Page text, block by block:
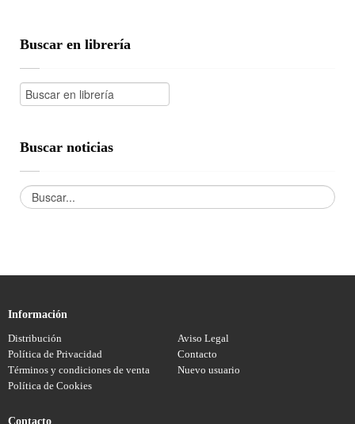
Buscar en librería
Buscar noticias
Información
Distribución
Aviso Legal
Política de Privacidad
Contacto
Términos y condiciones de venta
Nuevo usuario
Política de Cookies
Contacto